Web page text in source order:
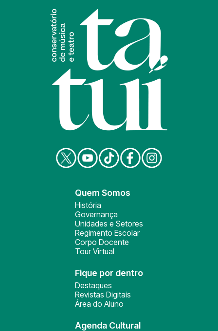
Quem Somos
História
Governança
Unidades e Setores
Regimento Escolar
Corpo Docente
Tour Virtual
Fique por dentro
Destaques
Revistas Digitais
Área do Aluno
Agenda Cultural